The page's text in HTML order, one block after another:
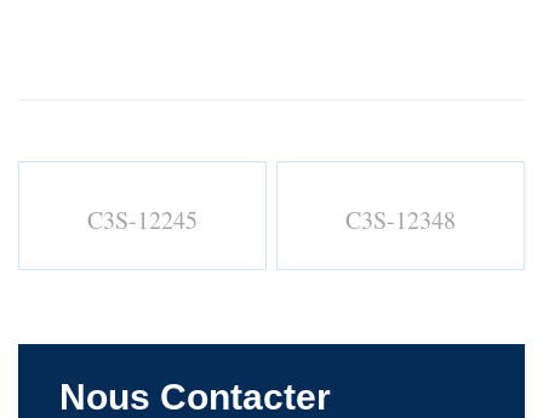
C3S-12245 C3S-12348
Nous Contacter